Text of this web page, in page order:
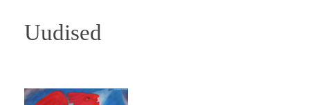
Uudised